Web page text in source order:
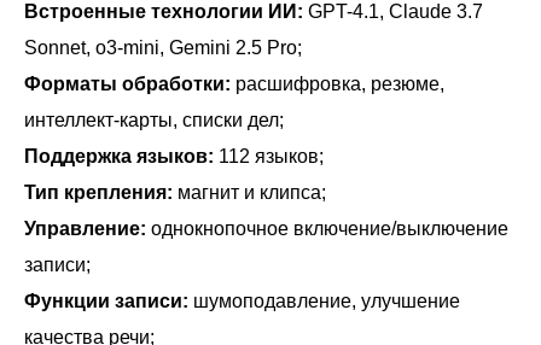
Встроенные технологии ИИ: GPT-4.1, Claude 3.7
Sonnet, o3-mini, Gemini 2.5 Pro;
Форматы обработки: расшифровка, резюме,
интеллект-карты, списки дел;
Поддержка языков: 112 языков;
Тип крепления: магнит и клипса;
Управление: однокнопочное включение/выключение
записи;
Функции записи: шумоподавление, улучшение
качества речи;